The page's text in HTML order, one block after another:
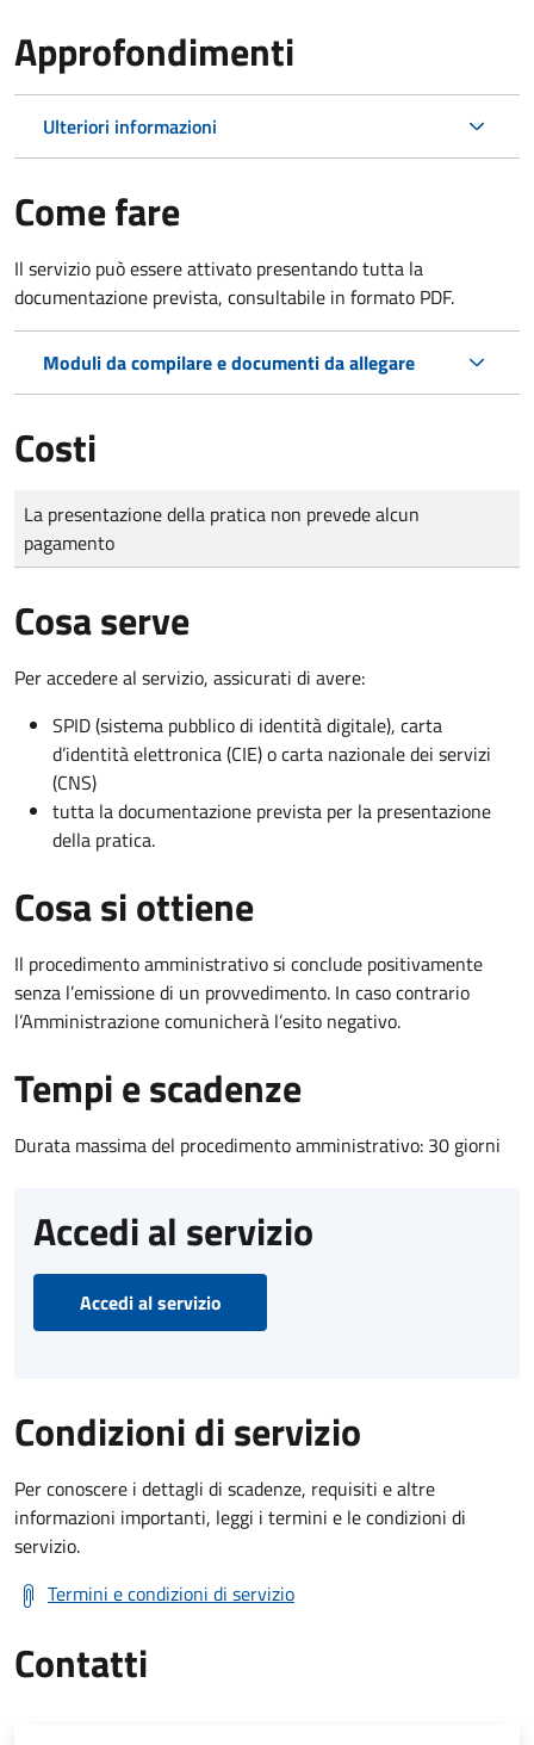
Approfondimenti
Ulteriori informazioni
Come fare
Il servizio può essere attivato presentando tutta la
documentazione prevista, consultabile in formato PDF.
Moduli da compilare e documenti da allegare
Costi
Tipo di pagamento
Importo
La presentazione della pratica non prevede alcun
pagamento
Cosa serve
Per accedere al servizio, assicurati di avere:
SPID (sistema pubblico di identità digitale), carta
d’identità elettronica (CIE) o carta nazionale dei servizi
(CNS)
tutta la documentazione prevista per la presentazione
della pratica.
Cosa si ottiene
Il procedimento amministrativo si conclude positivamente
senza l’emissione di un provvedimento. In caso contrario
l’Amministrazione comunicherà l’esito negativo.
Tempi e scadenze
Durata massima del procedimento amministrativo: 30 giorni
Accedi al servizio
Accedi al servizio
Condizioni di servizio
Per conoscere i dettagli di scadenze, requisiti e altre
informazioni importanti, leggi i termini e le condizioni di
servizio.
Termini e condizioni di servizio
Contatti